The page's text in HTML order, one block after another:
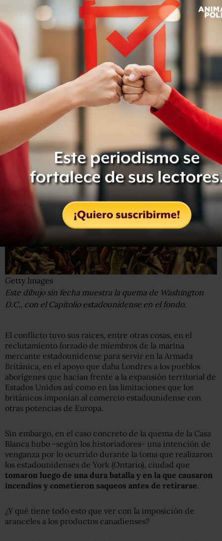
Venganza
La Casa Blanca fue efectivamente incendiada durante la
Guerra de 1812 que enfrentó a Estados Unidos con Reino
Unido.
El día en que los británicos incendiaron la Casa Blanca
El 24 de agosto de 1814, las tropas británicas lideradas por
el general Robert Ross atacaron yquemaron varios
edificios públicos de Washington D.C., incluyendo el
Capitolio, el astillero de la Armada y la residencia
presidencial
Getty Images
Este dibujo sin fecha muestra la quema de Washington
D.C., con el Capitolio estadounidense en el fondo.
El conflicto tuvo sus raíces, entre otras cosas, en el
reclutamiento forzado de miembros de la marina
mercante estadounidense para servir en la Armada
Británica, en el apoyo que daba Londres a los pueblos
aborígenes que hacían frente a la expansión territorial de
Estados Unidos así como en las limitaciones que los
británicos imponían al comercio estadounidense con
otras potencias de Europa.
Sin embargo, en el caso concreto de la quema de la Casa
Blanca hubo -según los historiadores- una intención de
venganza por lo ocurrido durante la toma que realizaron
los estadounidenses de York (Ontario), ciudad que
tomaron luego de una dura batalla y en la que causaron
incendios y cometieron saqueos antes de retirarse.
¿Y qué tiene todo esto que ver con la imposición de
aranceles a los productos canadienses?